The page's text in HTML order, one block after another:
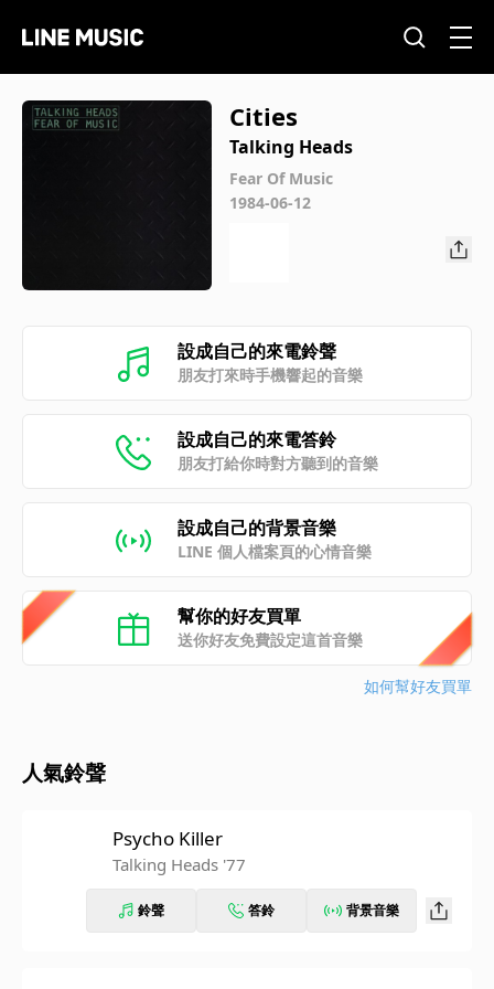
Cities
Talking Heads
Fear Of Music
1984-06-12
設成自己的來電鈴聲
朋友打來時手機響起的音樂
設成自己的來電答鈴
朋友打給你時對方聽到的音樂
設成自己的背景音樂
LINE 個人檔案頁的心情音樂
幫你的好友買單
送你好友免費設定這首音樂
如何幫好友買單
人氣鈴聲
Psycho Killer
Talking Heads '77
鈴聲 答鈴 背景音樂